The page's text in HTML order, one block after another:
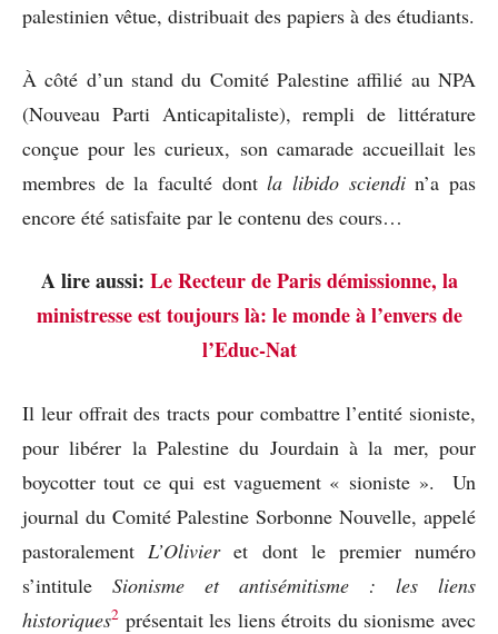
palestinien vêtue, distribuait des papiers à des étudiants.
À côté d’un stand du Comité Palestine affilié au NPA
(Nouveau Parti Anticapitaliste), rempli de littérature
conçue pour les curieux, son camarade accueillait les
membres de la faculté dontla libido sciendin’a pas
encore été satisfaite par le contenu des cours…
A lire aussi: Le Recteur de Paris démissionne, la
ministresse est toujours là: le monde à l’envers de
l’Educ-Nat
Il leur offrait des tracts pour combattre l’entité sioniste,
pour libérer la Palestine du Jourdain à la mer, pour
boycotter tout ce qui est vaguement « sioniste ». Un
journal du Comité Palestine Sorbonne Nouvelle, appelé
pastoralement L’Olivieret dont le premier numéro
s’intitule Sionisme et antisémitisme : les liens
historiques2 présentait les liens étroits du sionisme avec